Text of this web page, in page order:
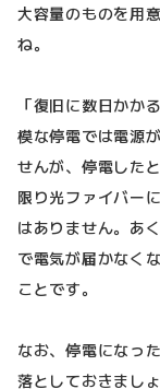
大容量のものを用
ね。
「復旧に数日かか
模な停電では電源
せんが、停電した
限り光ファイバー
はありません。あ
で電気が届かなく
ことです。
なお、停電になっ
落としておきまし